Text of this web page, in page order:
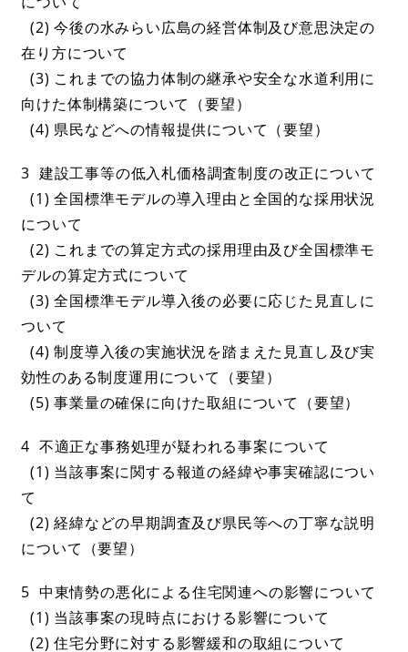
(2) 今後の水みらい広島の経営体制及び意思決定の
在り方について
(3) これまでの協力体制の継承や安全な水道利用に
向けた体制構築について（要望）
(4) 県民などへの情報提供について（要望）
3 建設工事等の低入札価格調査制度の改正について
(1) 全国標準モデルの導入理由と全国的な採用状況
について
(2) これまでの算定方式の採用理由及び全国標準モ
デルの算定方式について
(3) 全国標準モデル導入後の必要に応じた見直しに
ついて
(4) 制度導入後の実施状況を踏まえた見直し及び実
効性のある制度運用について（要望）
(5) 事業量の確保に向けた取組について（要望）
4 不適正な事務処理が疑われる事案について
(1) 当該事案に関する報道の経緯や事実確認につい
て
(2) 経緯などの早期調査及び県民等への丁寧な説明
について（要望）
5 中東情勢の悪化による住宅関連への影響について
(1) 当該事案の現時点における影響について
(2) 住宅分野に対する影響緩和の取組について